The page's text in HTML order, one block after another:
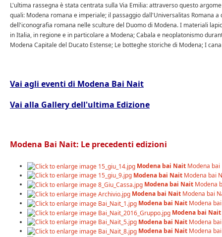
L'ultima rassegna è stata centrata sulla Via Emilia: attraverso questo
quali: Modena romana e imperiale; il passaggio dall'Universalitas Romana
dell'iconografia romana nelle sculture del Duomo di Modena. I materiali
in Italia, in regione e in particolare a Modena; Cabala e neoplatonismo
Modena Capitale del Ducato Estense; Le botteghe storiche di Modena; I
Vai agli eventi di Modena Bai Nait
Vai alla Gallery dell'ultima Edizione
Modena Bai Nait: Le precedenti edizioni
Modena bai Nait Modena bai
Modena bai Nait Modena bai
Modena bai Nait Modena
Modena bai Nait Modena bai
Modena bai Nait Modena
Modena bai Nait
Modena bai Nait Modena
Modena bai Nait Modena